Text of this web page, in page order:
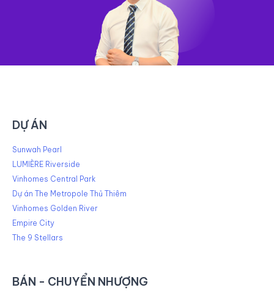
DỰ ÁN
Sunwah Pearl
LUMIÈRE Riverside
Vinhomes Central Park
Dự án The Metropole Thủ Thiêm
Vinhomes Golden River
Empire City
The 9 Stellars
BÁN - CHUYỂN NHƯỢNG